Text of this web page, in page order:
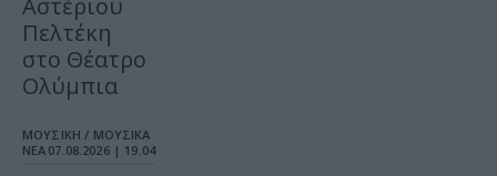
Αστέριου
Πελτέκη
στο Θέατρο
Ολύμπια
ΜΟΥΣΙΚΗ / ΜΟΥΣΙΚΑ
ΝΕΑ 07.08.2026 | 19.04